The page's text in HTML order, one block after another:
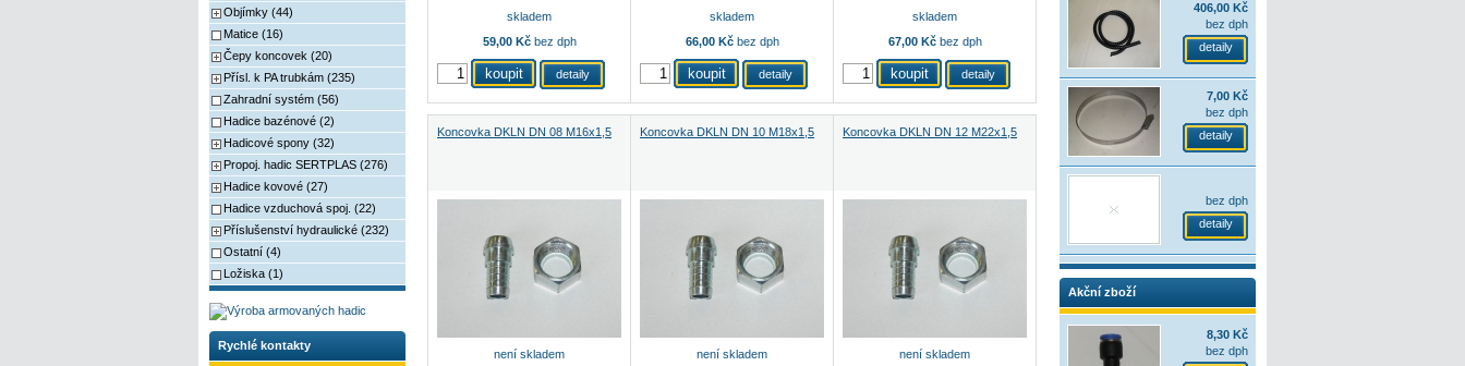
Objímky (44)
Matice (16)
Čepy koncovek (20)
Přísl. k PA trubkám (235)
Zahradní systém (56)
Hadice bazénové (2)
Hadicové spony (32)
Propoj. hadic SERTPLAS (276)
Hadice kovové (27)
Hadice vzduchová spoj. (22)
Příslušenství hydraulické (232)
Ostatní (4)
Ložiska (1)
Rychlé kontakty
406,00 Kč
bez dph
detaily
7,00 Kč
bez dph
detaily
bez dph
detaily
Akční zboží
8,30 Kč
bez dph
skladem
59,00 Kčbez dph
detaily
skladem
66,00 Kčbez dph
detaily
skladem
67,00 Kčbez dph
detaily
Koncovka DKLN DN 08 M16x1,5
není skladem
Koncovka DKLN DN 10 M18x1,5
není skladem
Koncovka DKLN DN 12 M22x1,5
není skladem